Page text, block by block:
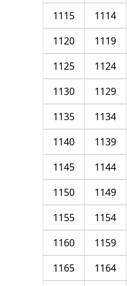
1114
1115
1119
1120
1124
1125
1129
1130
1134
1135
1139
1140
1144
1145
1149
1150
1154
1155
1159
1160
1164
1165